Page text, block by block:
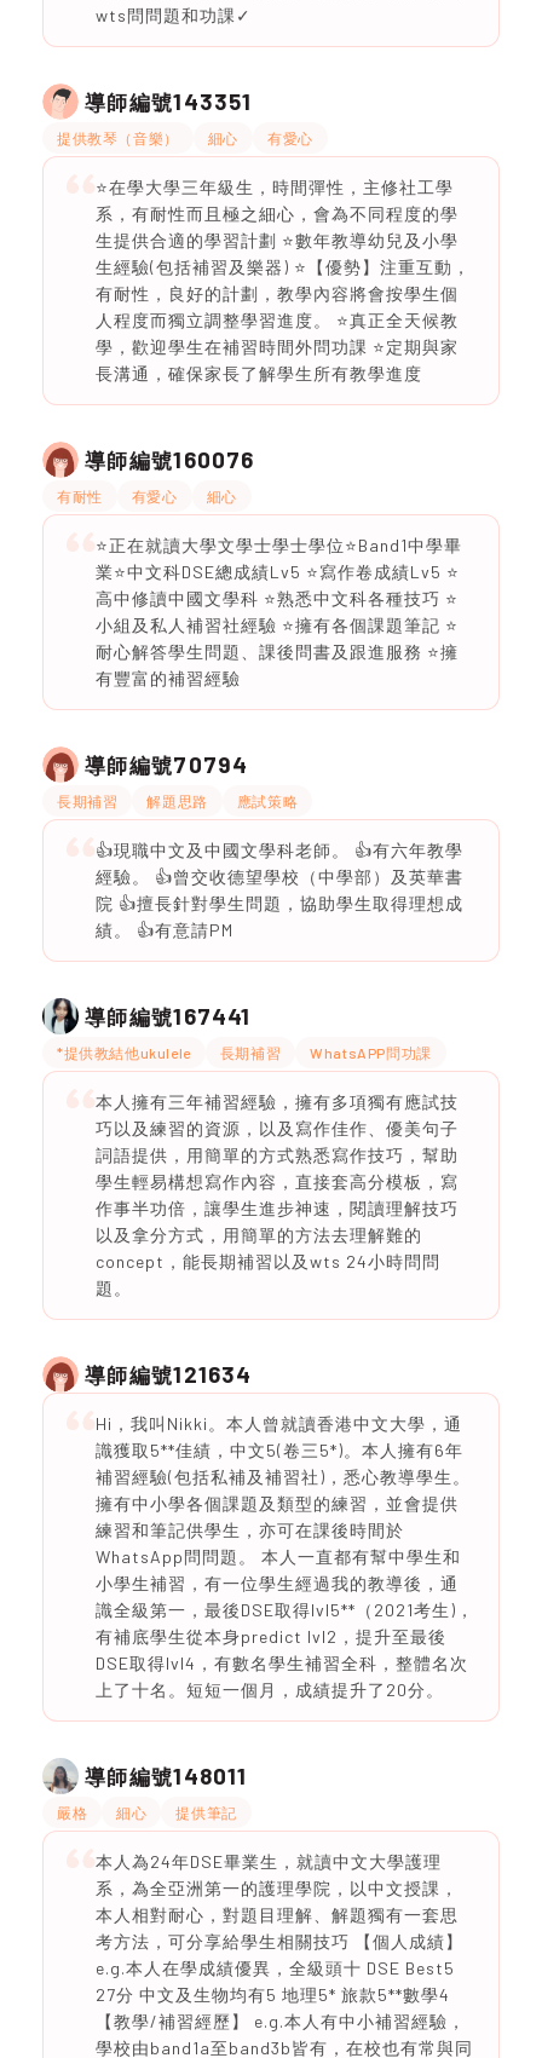
wts問問題和功課✓
導師編號143351
提供教琴（音樂） 細心 有愛心
⭐️在學大學三年級生，時間彈性，主修社工學
系，有耐性而且極之細心，會為不同程度的學
生提供合適的學習計劃 ⭐️數年教導幼兒及小學
生經驗(包括補習及樂器) ⭐️【優勢】注重互動，
有耐性，良好的計劃，教學內容將會按學生個
人程度而獨立調整學習進度。 ⭐真正全天候教
學，歡迎學生在補習時間外問功課 ⭐定期與家
長溝通，確保家長了解學生所有教學進度
導師編號160076
有耐性 有愛心 細心
⭐️正在就讀大學文學士學士學位⭐️Band1中學畢
業⭐️中文科DSE總成績Lv5 ⭐️寫作卷成績Lv5 ⭐️
高中修讀中國文學科 ⭐️熟悉中文科各種技巧 ⭐️
小組及私人補習社經驗 ⭐️擁有各個課題筆記 ⭐️
耐心解答學生問題、課後問書及跟進服務 ⭐️擁
有豐富的補習經驗
導師編號70794
長期補習 解題思路 應試策略
👍現職中文及中國文學科老師。 👍有六年教學
經驗。 👍曾交收德望學校（中學部）及英華書
院 👍擅長針對學生問題，協助學生取得理想成
績。 👍有意請PM
導師編號167441
*提供教結他ukulele 長期補習 WhatsAPP問功課
本人擁有三年補習經驗，擁有多項獨有應試技
巧以及練習的資源，以及寫作佳作、優美句子
詞語提供，用簡單的方式熟悉寫作技巧，幫助
學生輕易構想寫作內容，直接套高分模板，寫
作事半功倍，讓學生進步神速，閱讀理解技巧
以及拿分方式，用簡單的方法去理解難的
concept，能長期補習以及wts 24小時問問
題。
導師編號121634
Hi，我叫Nikki。本人曾就讀香港中文大學，通
識獲取5**佳績，中文5(卷三5*)。本人擁有6年
補習經驗(包括私補及補習社)，悉心教導學生。
擁有中小學各個課題及類型的練習，並會提供
練習和筆記供學生，亦可在課後時間於
WhatsApp問問題。 本人一直都有幫中學生和
小學生補習，有一位學生經過我的教導後，通
識全級第一，最後DSE取得lvl5**（2021考生)，
有補底學生從本身predict lvl2，提升至最後
DSE取得lvl4，有數名學生補習全科，整體名次
上了十名。短短一個月，成績提升了20分。
導師編號148011
嚴格 細心 提供筆記
本人為24年DSE畢業生，就讀中文大學護理
系，為全亞洲第一的護理學院，以中文授課，
本人相對耐心，對題目理解、解題獨有一套思
考方法，可分享給學生相關技巧 【個人成績】
e.g.本人在學成績優異，全級頭十 DSE Best5
27分 中文及生物均有5 地理5* 旅款5**數學4
【教學/補習經歷】 e.g.本人有中小補習經驗，
學校由band1a至band3b皆有，在校也有常與同